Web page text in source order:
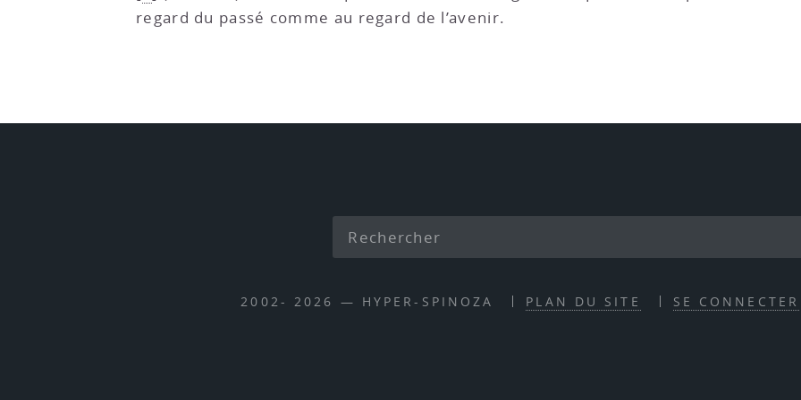
regard du passé comme au regard de l’avenir.
2002- 2026 — HYPER-SPINOZA PLAN DU SITE SE CONNECTER